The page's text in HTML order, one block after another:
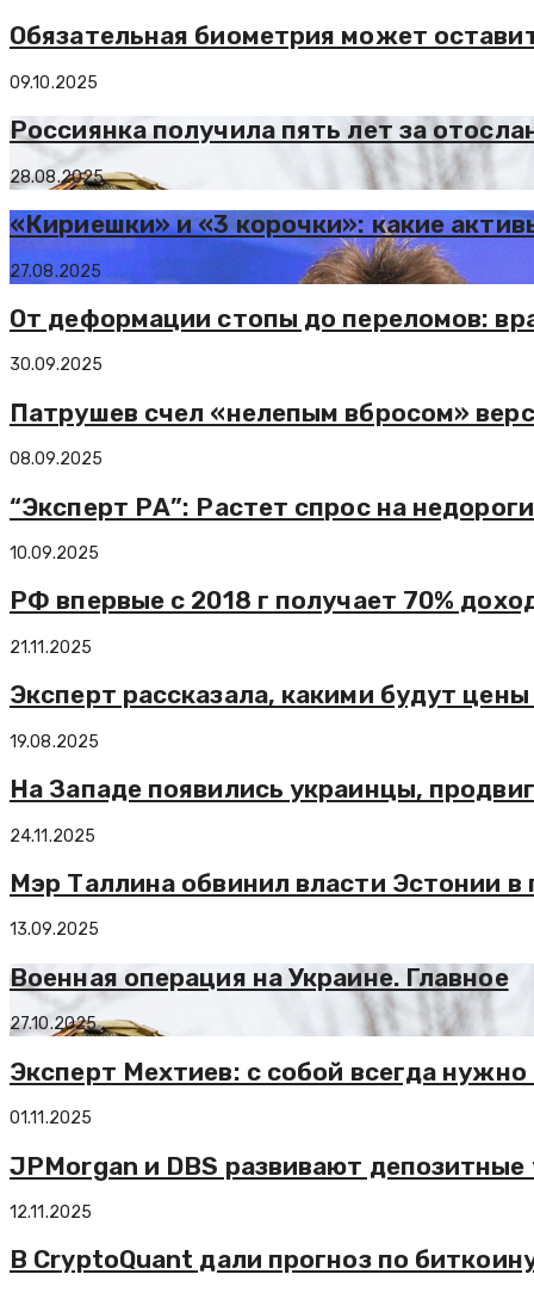
Обязательная биометрия может
09.10.2025
Россиянка получила пять лет за
28.08.2025
«Кириешки» и «3 корочки»: какие
27.08.2025
От деформации стопы до переломов:
30.09.2025
Патрушев счел «нелепым вбросом»
08.09.2025
“Эксперт РА”: Растет спрос на
10.09.2025
РФ впервые с 2018 г получает 70%
21.11.2025
Эксперт рассказала, какими будут
19.08.2025
На Западе появились украинцы,
24.11.2025
Мэр Таллина обвинил власти Эстонии
13.09.2025
Военная операция на Украине. Главное
27.10.2025
Эксперт Мехтиев: с собой всегда
01.11.2025
JPMorgan и DBS развивают
12.11.2025
В CryptoQuant дали прогноз по